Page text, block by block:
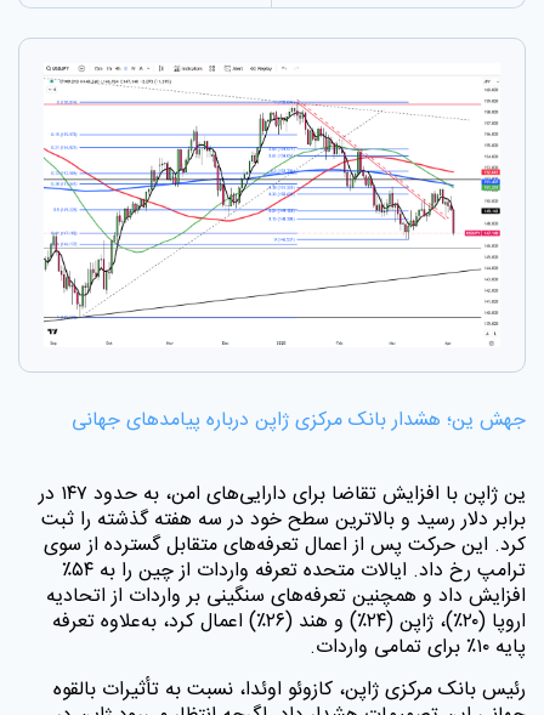
جهش ین؛ هشدار بانک مرکزی ژاپن درباره پیامدهای جهانی
ین ژاپن با افزایش تقاضا برای دارایی‌های امن، به حدود ۱۴۷ در
برابر دلار رسید و بالاترین سطح خود در سه هفته گذشته را ثبت
کرد. این حرکت پس از اعمال تعرفه‌های متقابل گسترده از سوی
ترامپ رخ داد. ایالات متحده تعرفه واردات از چین را به ۵۴٪
افزایش داد و همچنین تعرفه‌های سنگینی بر واردات از اتحادیه
اروپا (۲۰٪)، ژاپن (۲۴٪) و هند (۲۶٪) اعمال کرد، به‌علاوه تعرفه
پایه ۱۰٪ برای تمامی واردات
.
رئیس بانک مرکزی ژاپن، کازوئو اوئدا، نسبت به تأثیرات بالقوه